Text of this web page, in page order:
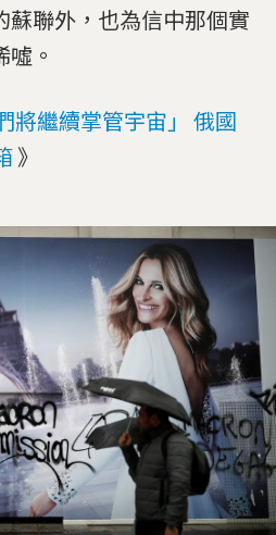
蘇聯外，也為信中那個實
。
將繼續掌管宇宙」 俄國
》